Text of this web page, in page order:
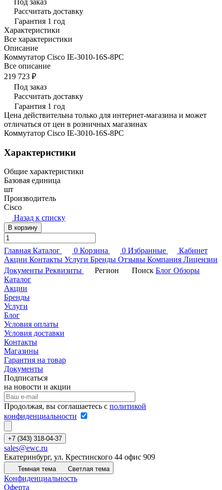
Рассчитать доставку
Гарантия 1 год
Характеристики
Все характеристики
Описание
Коммутатор Cisco IE-3010-16S-8PC
Все описание
219 723 ₽
Под заказ
Рассчитать доставку
Гарантия 1 год
Цена действительна только для интернет-магазина и может
отличаться от цен в розничных магазинах
Коммутатор Cisco IE-3010-16S-8PC
Характеристики
Общие характеристики
Базовая единица
шт
Производитель
Cisco
Назад к списку
В корзину
Главная Каталог 0 Корзина 0 Избранные
Кабинет
Акции Контакты Услуги Бренды Отзывы Компания Лицензии
Документы Реквизиты Регион Поиск Блог Обзоры
Каталог
Акции
Бренды
Услуги
Блог
Условия оплаты
Условия доставки
Контакты
Магазины
Гарантия на товар
Документы
Подписаться
на новости и акции
Продолжая, вы соглашаетесь с политикой
конфиденциальности
+7 (343) 318-04-37
sales@ewc.ru
Екатеринбург, ул. Крестинского 44 офис 909
Темная тема Светлая тема
Конфиденциальность
Оферта